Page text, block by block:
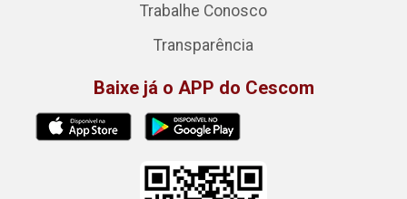
Trabalhe Conosco
Transparência
Baixe já o APP do Cescom